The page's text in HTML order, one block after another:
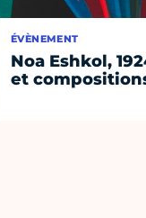
ÉVÈNEMENT
Noa Eshkol,
et